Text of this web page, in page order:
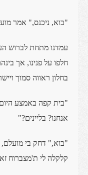
"בוא, ניכנס," אמר
עמדנו מתחת לברוש
חלפו על פנינו, אך
בחלון ראווה סמוך
"בית קפה באמצע
אנחנו? בליינים?"
"בוא," דחק בי מועלם,
קלקלה לי ת'מצברוח